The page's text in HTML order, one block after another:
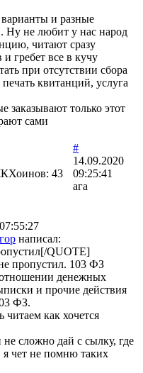
и разные
Ну не любит у нас народ
читают сразу
и гребет все в кучу
при отсутствии сбора
печать квитанций, услуга
заказывают только этот
сами
43
#
14.09.2020
09:25:41
ага
написал:
QUOTE]
пропустил. 103 ФЗ
отношении денежных
и прочие действия
ФЗ.
читаем как хочется
сложно дай с сылку, где
я чет не помню таких